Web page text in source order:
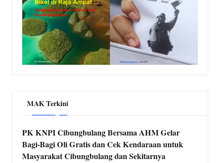
MAK Terkini
PK KNPI Cibungbulang Bersama AHM Gelar
Bagi-Bagi Oli Gratis dan Cek Kendaraan untuk
Masyarakat Cibungbulang dan Sekitarnya